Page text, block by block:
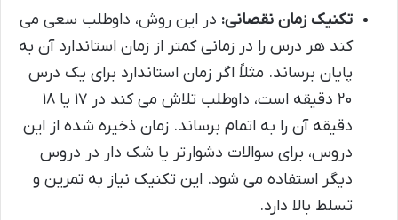
تکنیک زمان نقصانی: در این روش، داوطلب سعی می
کند هر درس را در زمانی کمتر از زمان استاندارد آن به
پایان برساند. مثلاً اگر زمان استاندارد برای یک درس
۲۰ دقیقه است، داوطلب تلاش می کند در ۱۷ یا ۱۸
دقیقه آن را به اتمام برساند. زمان ذخیره شده از این
دروس، برای سوالات دشوارتر یا شک دار در دروس
دیگر استفاده می شود. این تکنیک نیاز به تمرین و
تسلط بالا دارد.